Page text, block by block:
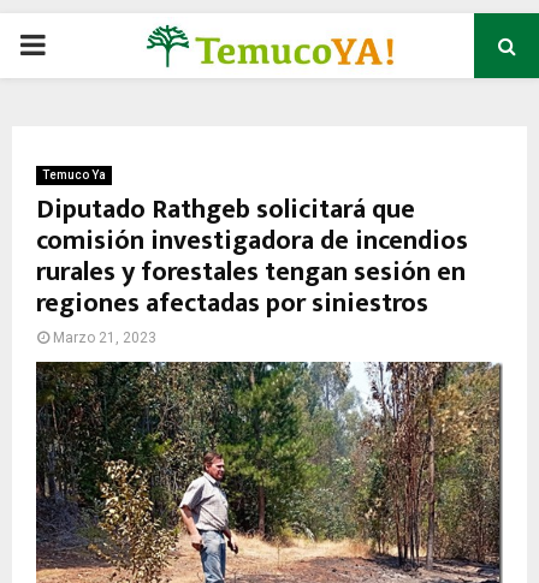
P
M
A
R
Y
M
E
Temuco Ya
Diputado Rathgeb solicitará que
comisión investigadora de incendios
rurales y forestales tengan sesión en
regiones afectadas por siniestros
Marzo 21, 2023